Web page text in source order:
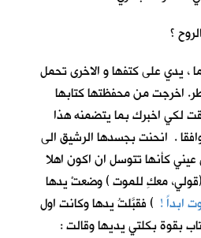
؟
، يدي على كتفها و الاخرى تحمل
اخرجت من محفظتها كتابها
لكي اخبرك بما يتضمنه هذا
. انحنت بجسدها الرشيق الى
عيني كأنها تتوسل ان اكون اهلا
(قولي، معكِ للموت ) وضعتْ يدها
ابداً ! ) فقبَّلتُ يدها وكانت اول
بقوة بكلتي يديها وقالت :